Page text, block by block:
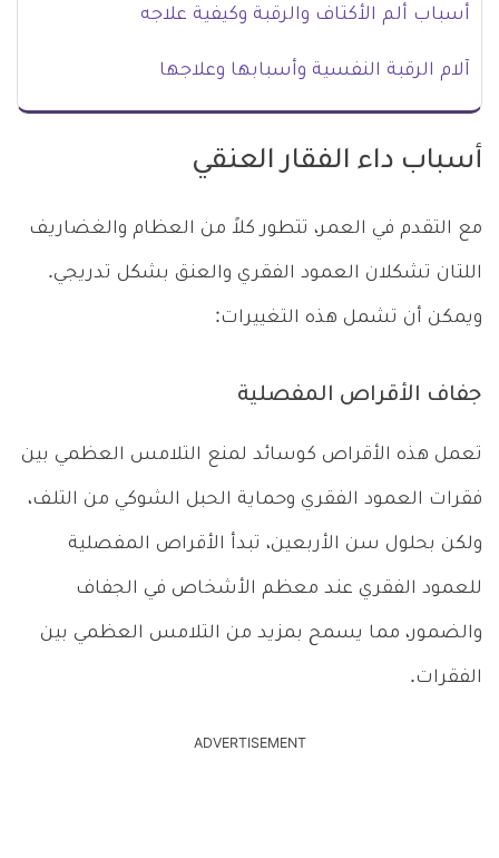
أسباب ألم الأكتاف والرقبة وكيفية علاجه
آلام الرقبة النفسية وأسبابها وعلاجها
أسباب داء الفقار العنقي
مع التقدم في العمر، تتطور كلاً من العظام والغضاريف
اللتان تشكلان العمود الفقري والعنق بشكل تدريجي.
ويمكن أن تشمل هذه التغييرات:
جفاف الأقراص المفصلية
تعمل هذه الأقراص كوسائد لمنع التلامس العظمي بين
فقرات العمود الفقري وحماية الحبل الشوكي من التلف،
ولكن بحلول سن الأربعين، تبدأ الأقراص المفصلية
للعمود الفقري عند معظم الأشخاص في الجفاف
والضمور، مما يسمح بمزيد من التلامس العظمي بين
الفقرات.
ADVERTISEMENT